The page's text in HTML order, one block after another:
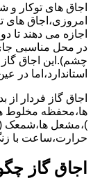
اجاق های توکار و
امروزی،اجاق های
اجازه می دهند تا
در محل مناسبی جای
چشم).این اجاق گاز
استاندارد،اما در
اجاق گاز فردار از
ها،محفظه مخلوط
)،مشعل ها،شمعک
حرارت،ساعت با
اجاق گاز